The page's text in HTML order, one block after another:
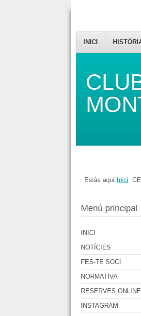
INICI
Estàs aquí: Inici
Menú principal
INICI
NOTÍCIES
FES-TE SOCI
NORMATIVA
RESERVES ONLINE
INSTAGRAM